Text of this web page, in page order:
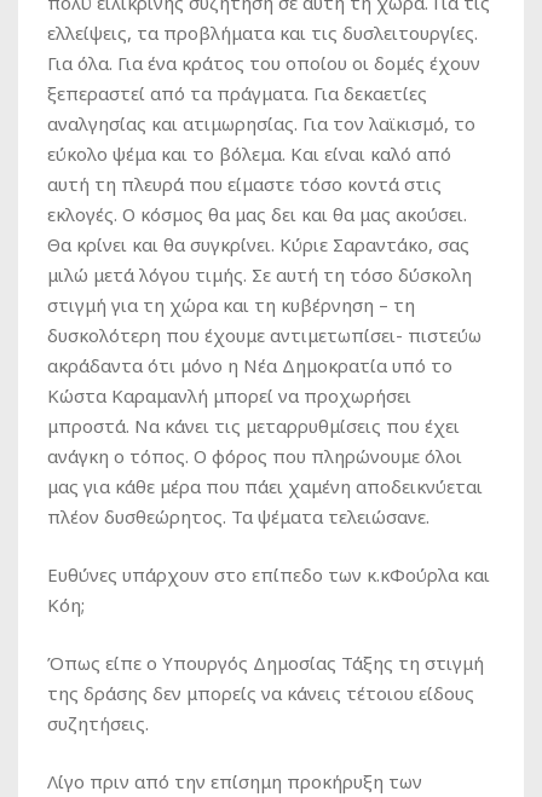
ελλείψεις, τα προβλήματα και τις δυσλειτουργίες.
Για όλα. Για ένα κράτος του οποίου οι δομές έχουν
ξεπεραστεί από τα πράγματα. Για δεκαετίες
αναλγησίας και ατιμωρησίας. Για τον λαϊκισμό, το
εύκολο ψέμα και το βόλεμα. Και είναι καλό από
αυτή τη πλευρά που είμαστε τόσο κοντά στις
εκλογές. Ο κόσμος θα μας δει και θα μας ακούσει.
Θα κρίνει και θα συγκρίνει. Κύριε Σαραντάκο, σας
μιλώ μετά λόγου τιμής. Σε αυτή τη τόσο δύσκολη
στιγμή για τη χώρα και τη κυβέρνηση – τη
δυσκολότερη που έχουμε αντιμετωπίσει- πιστεύω
ακράδαντα ότι μόνο η Νέα Δημοκρατία υπό το
Κώστα Καραμανλή μπορεί να προχωρήσει
μπροστά. Να κάνει τις μεταρρυθμίσεις που έχει
ανάγκη ο τόπος. Ο φόρος που πληρώνουμε όλοι
μας για κάθε μέρα που πάει χαμένη αποδεικνύεται
πλέον δυσθεώρητος. Τα ψέματα τελειώσανε.
Ευθύνες υπάρχουν στο επίπεδο των κ.κΦούρλα και
Κόη;
Όπως είπε ο Υπουργός Δημοσίας Τάξης τη στιγμή
της δράσης δεν μπορείς να κάνεις τέτοιου είδους
συζητήσεις.
Λίγο πριν από την επίσημη προκήρυξη των